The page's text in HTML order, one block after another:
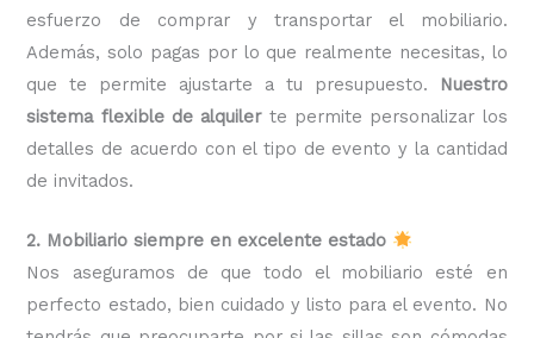
esfuerzo de comprar y transportar el mobiliario.
Además, solo pagas por lo que realmente necesitas, lo
que te permite ajustarte a tu presupuesto.
Nuestro
sistema flexible de alquilerte permite personalizar los
detalles de acuerdo con el tipo de evento y la cantidad
de invitados.
2. Mobiliario siempre en excelente estado
Nos aseguramos de que todo el mobiliario esté en
perfecto estado, bien cuidado y listo para el evento. No